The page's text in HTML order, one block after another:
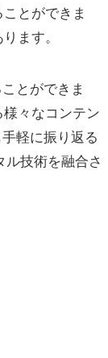
とができま
ます。
とができま
々なコンテン
軽に振り返る
ル技術を融合さ